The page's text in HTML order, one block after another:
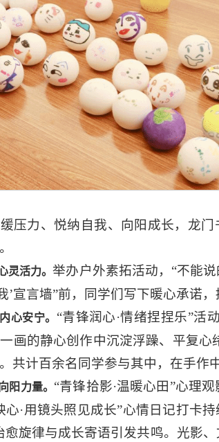
压力、悦纳自我、向阳成长，龙
灵活力。举办户外素拓活动，“不能
’宣言墙”前，同学们写下暖心承诺
心安宁。 “青锋润心·情绪捏捏乐”活
画的静心创作中沉淀浮躁、平复
共计百余名同学参与其中，在手作
阳力量。 “青锋拾影·温暖心田”心理
心·用镜头照见成长”心情日记打卡
愈旋律与成长寄语引发共鸣。光影